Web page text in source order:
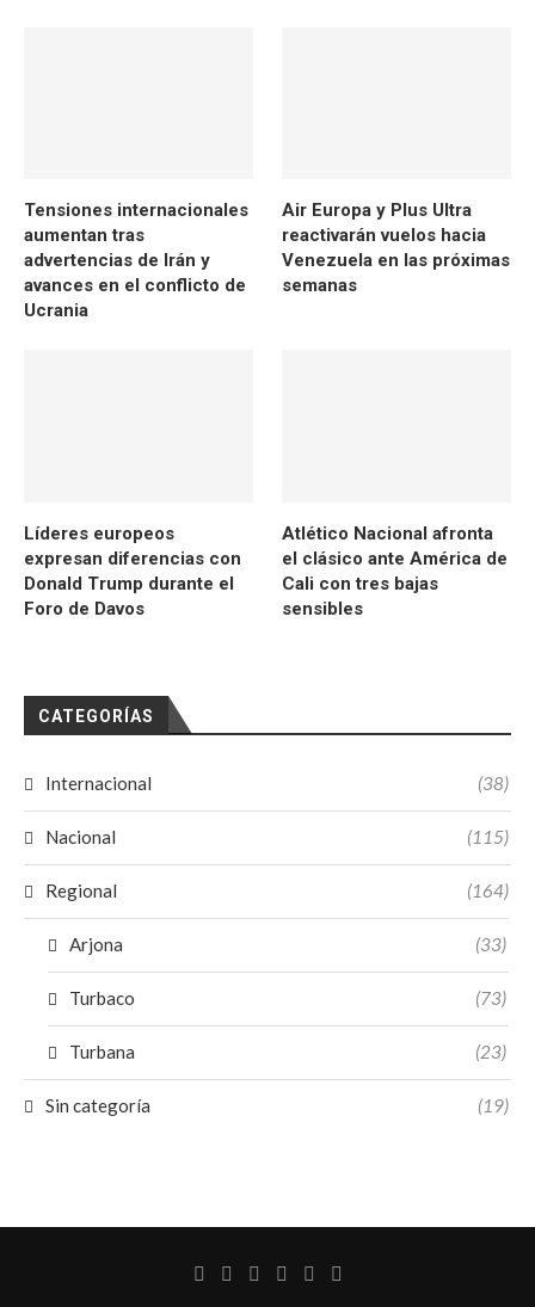
Tensiones internacionales
aumentan tras
advertencias de Irán y
avances en el conflicto de
Ucrania
Air Europa y Plus Ultra
reactivarán vuelos hacia
Venezuela en las próximas
semanas
Líderes europeos
expresan diferencias con
Donald Trump durante el
Foro de Davos
Atlético Nacional afronta
el clásico ante América de
Cali con tres bajas
sensibles
CATEGORÍAS
Internacional (38)
Nacional (115)
Regional (164)
Arjona (33)
Turbaco (73)
Turbana (23)
Sin categoría (19)